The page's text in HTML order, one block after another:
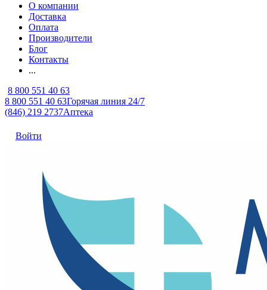
О компании
Доставка
Оплата
Производители
Блог
Контакты
...
8 800 551 40 63
8 800 551 40 63Горячая линия 24/7
(846) 219 2737Аптека
Войти